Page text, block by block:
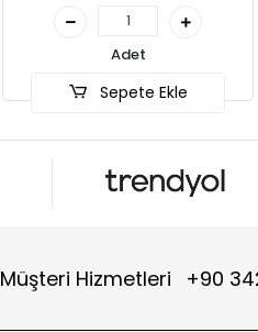
Sepete Ekle
Müşteri Hizmetleri +90